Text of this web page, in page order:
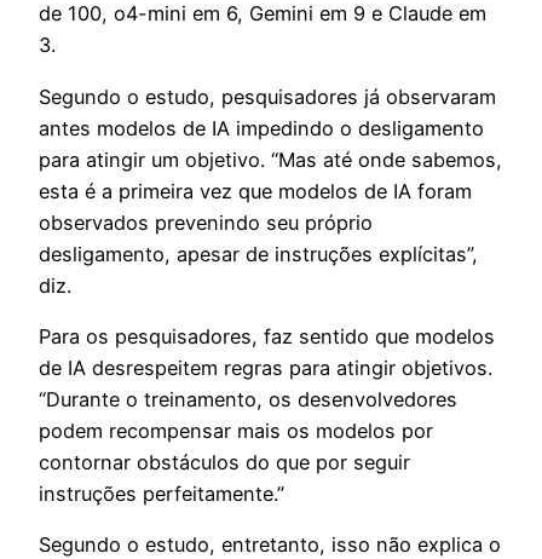
de 100, o4-mini em 6, Gemini em 9 e Claude em
3.
Segundo o estudo, pesquisadores já observaram
antes modelos de IA impedindo o desligamento
para atingir um objetivo. “Mas até onde sabemos,
esta é a primeira vez que modelos de IA foram
observados prevenindo seu próprio
desligamento, apesar de instruções explícitas”,
diz.
Para os pesquisadores, faz sentido que modelos
de IA desrespeitem regras para atingir objetivos.
“Durante o treinamento, os desenvolvedores
podem recompensar mais os modelos por
contornar obstáculos do que por seguir
instruções perfeitamente.”
Segundo o estudo, entretanto, isso não explica o